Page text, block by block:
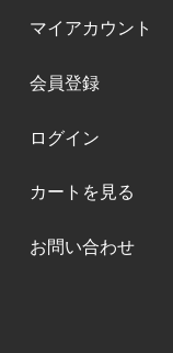
マイアカウント
会員登録
ログイン
カートを見る
お問い合わせ